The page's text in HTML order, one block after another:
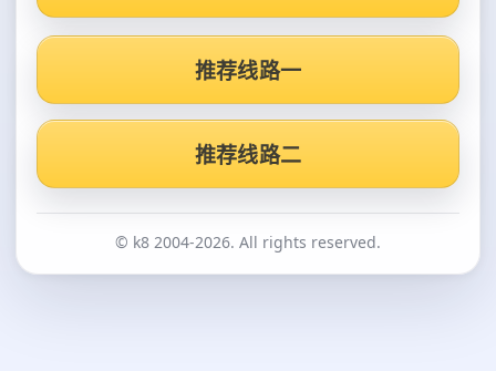
推荐线路一
推荐线路二
© k8 2004-2026. All rights reserved.